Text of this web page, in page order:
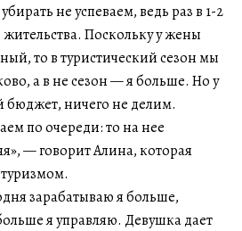
не успеваем, ведь раз в 1-2
Поскольку у жены
то в туристический сезон мы
а в не сезон — я больше. Но у
ничего не делим.
по очереди: то на нее
— говорит Алина, которая
зарабатываю я больше,
я управляю. Девушка дает